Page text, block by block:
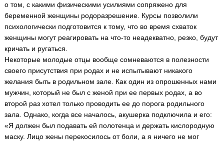
о том, с какими физическими усилиями сопряжено для
беременной женщины родоразрешение. Курсы позволили
психологически подготовится к тому, что во время схваток
женщины могут реагировать на что-то неадекватно, резко, будут
кричать и ругаться.
Некоторые молодые отцы вообще сомневаются в полезности
своего присутствия при родах и не испытывают никакого
желания быть в родильном зале. Как один из опрошенных нами
мужчин, который не был с женой при ее первых родах, а во
второй раз хотел только проводить ее до порога родильного
зала. Однако, когда все началось, акушерка подключила и его:
«Я должен был подавать ей полотенца и держать кислородную
маску. Лицо жены перекосилось от боли, а я ничего не мог